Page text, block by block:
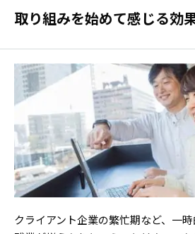
取り組みを始めて感じる効
クライアント企業の繁忙期など、一